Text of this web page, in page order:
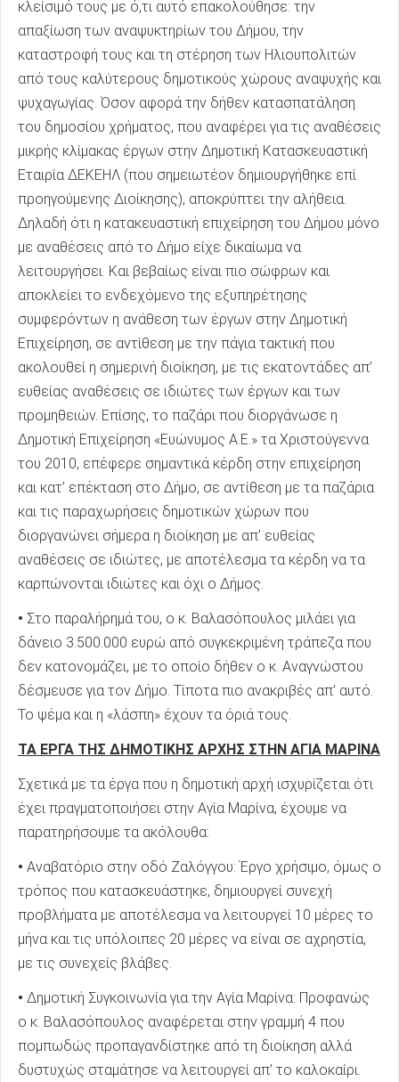
κλείσιμό τους με ό,τι αυτό επακολούθησε: την
απαξίωση των αναψυκτηρίων του Δήμου, την
καταστροφή τους και τη στέρηση των Ηλιουπολιτών
από τους καλύτερους δημοτικούς χώρους αναψυχής και
ψυχαγωγίας. Όσον αφορά την δήθεν κατασπατάληση
του δημοσίου χρήματος, που αναφέρει για τις αναθέσεις
μικρής κλίμακας έργων στην Δημοτική Κατασκευαστική
Εταιρία ΔΕΚΕΗΛ (που σημειωτέον δημιουργήθηκε επί
προηγούμενης Διοίκησης), αποκρύπτει την αλήθεια.
Δηλαδή ότι η κατακευαστική επιχείρηση του Δήμου μόνο
με αναθέσεις από το Δήμο είχε δικαίωμα να
λειτουργήσει. Και βεβαίως είναι πιο σώφρων και
αποκλείει το ενδεχόμενο της εξυπηρέτησης
συμφερόντων η ανάθεση των έργων στην Δημοτική
Επιχείρηση, σε αντίθεση με την πάγια τακτική που
ακολουθεί η σημερινή διοίκηση, με τις εκατοντάδες απ’
ευθείας αναθέσεις σε ιδιώτες των έργων και των
προμηθειών. Επίσης, το παζάρι που διοργάνωσε η
Δημοτική Επιχείρηση «Ευώνυμος Α.Ε.» τα Χριστούγεννα
του 2010, επέφερε σημαντικά κέρδη στην επιχείρηση
και κατ’ επέκταση στο Δήμο, σε αντίθεση με τα παζάρια
και τις παραχωρήσεις δημοτικών χώρων που
διοργανώνει σήμερα η διοίκηση με απ’ ευθείας
αναθέσεις σε ιδιώτες, με αποτέλεσμα τα κέρδη να τα
καρπώνονται ιδιώτες και όχι ο Δήμος.
• Στο παραλήρημά του, ο κ. Βαλασόπουλος μιλάει για
δάνειο 3.500.000 ευρώ από συγκεκριμένη τράπεζα που
δεν κατονομάζει, με το οποίο δήθεν ο κ. Αναγνώστου
δέσμευσε για τον Δήμο. Τίποτα πιο ανακριβές απ’ αυτό.
Το ψέμα και η «λάσπη» έχουν τα όριά τους.
ΤΑ ΕΡΓΑ ΤΗΣ ΔΗΜΟΤΙΚΗΣ ΑΡΧΗΣ ΣΤΗΝ ΑΓΙΑ ΜΑΡΙΝΑ
Σχετικά με τα έργα που η δημοτική αρχή ισχυρίζεται ότι
έχει πραγματοποιήσει στην Αγία Μαρίνα, έχουμε να
παρατηρήσουμε τα ακόλουθα:
• Αναβατόριο στην οδό Ζαλόγγου: Έργο χρήσιμο, όμως ο
τρόπος που κατασκευάστηκε, δημιουργεί συνεχή
προβλήματα με αποτέλεσμα να λειτουργεί 10 μέρες το
μήνα και τις υπόλοιπες 20 μέρες να είναι σε αχρηστία,
με τις συνεχείς βλάβες.
• Δημοτική Συγκοινωνία για την Αγία Μαρίνα: Προφανώς
ο κ. Βαλασόπουλος αναφέρεται στην γραμμή 4 που
πομπωδώς προπαγανδίστηκε από τη διοίκηση αλλά
δυστυχώς σταμάτησε να λειτουργεί απ’ το καλοκαίρι.